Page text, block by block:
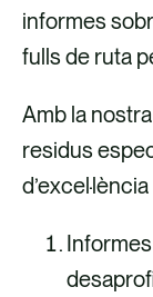
informes
fulls de ruta
Amb la
residus